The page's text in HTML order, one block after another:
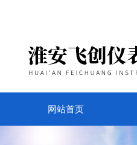
网站首页